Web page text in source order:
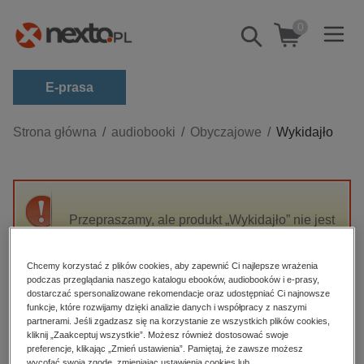
Pokaż/schowaj
wyszukiwarkę
0
E-prasa
Kategorie
biznesowe, branżowe, gospodarka
dzienniki
edukacja
hobby, sport, rozrywka
komputery, internet, technologie, informatyka
Strona główna audiobooki Obyczajowe Wykidajło
Przepraszamy, ale produkt „Wykidajło” nie jest
High-contrast mode
Polecane
Chcemy korzystać z plików cookies, aby zapewnić Ci najlepsze wrażenia
podczas przeglądania naszego katalogu ebooków, audiobooków i e-prasy,
dostarczać spersonalizowane rekomendacje oraz udostępniać Ci najnowsze
funkcje, które rozwijamy dzięki analizie danych i współpracy z naszymi
partnerami. Jeśli zgadzasz się na korzystanie ze wszystkich plików cookies,
kliknij „Zaakceptuj wszystkie”. Możesz również dostosować swoje
preferencje, klikając „Zmień ustawienia”. Pamiętaj, że zawsze możesz